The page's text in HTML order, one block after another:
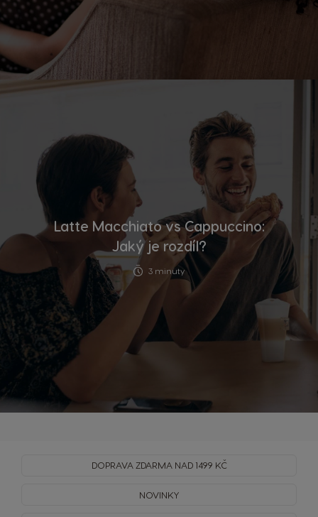
Latte Macchiato vs Cappuccino:
Jaký je rozdíl?
3 minuty
DOPRAVA ZDARMA NAD 1499 KČ
NOVINKY